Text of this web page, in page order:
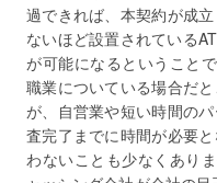
過できれば、本契約が成
ないほど設置されている
が可能になるということ
職業についている場合だ
が、自営業や短い時間の
査完了までに時間が必要
わないことも少なくあり